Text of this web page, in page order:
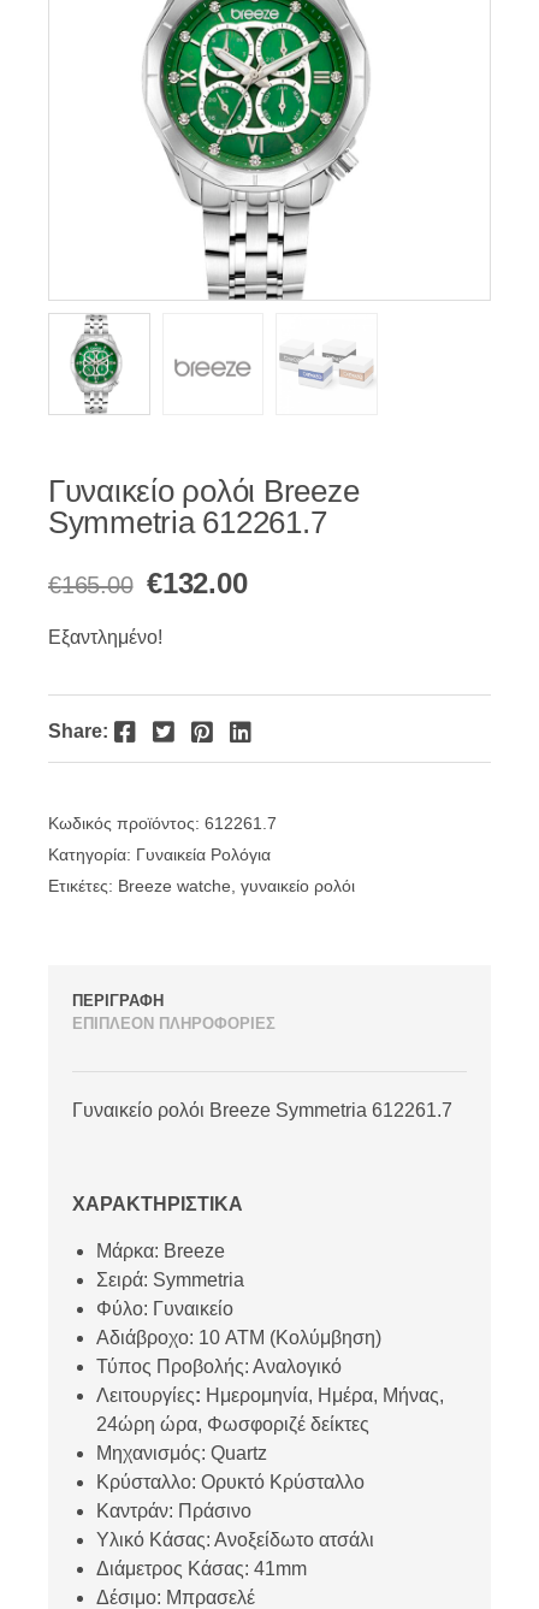
Γυναικείο ρολόι Breeze
Symmetria 612261.7
€165.00 Original
price
€132.00Η
€132.00.
Εξαντλημένο!
Share: Facebook Twitter Pinterest LinkedIn
Κωδικός προϊόντος: 612261.7
Κατηγορία: Γυναικεία Ρολόγια
Ετικέτες: Breeze watche γυναικείο ρολόι
ΠΕΡΙΓΡΑΦΗ
ΕΠΙΠΛΕΟΝ ΠΛΗΡΟΦΟΡΙΕΣ
Γυναικείο ρολόι Breeze Symmetria 612261.7
ΧΑΡΑΚΤΗΡΙΣΤΙΚΑ
Μάρκα: Breeze
Σειρά: Symmetria
Φύλο: Γυναικείο
Αδιάβροχο: 10 ATM (Κολύμβηση)
Τύπος Προβολής: Αναλογικό
Λειτουργίες: Ημερομηνία, Ημέρα, Μήνας,
24ώρη ώρα, Φωσφοριζέ δείκτες
Μηχανισμός: Quartz
Κρύσταλλο: Ορυκτό Κρύσταλλο
Καντράν: Πράσινο
Υλικό Κάσας: Ανοξείδωτο ατσάλι
Διάμετρος Κάσας: 41mm
Δέσιμο: Μπρασελέ